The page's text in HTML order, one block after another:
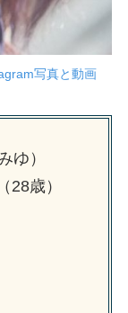
写真と動画
ゆ）
28歳）